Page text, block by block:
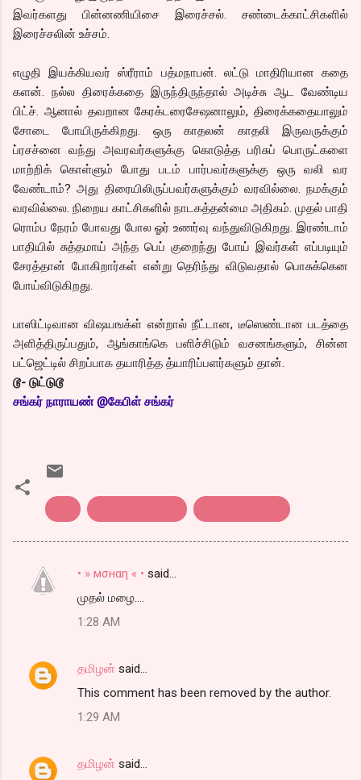
இவர்களது பின்னணியிசை இரைச்சல். சண்டைக்காட்சிகளில்
இரைச்சலின் உச்சம்.
எழுதி இயக்கியவர் ஸ்ரீராம் பத்மநாபன். லட்டு மாதிரியான கதை
களன். நல்ல திரைக்கதை இருந்திருந்தால் அடிச்சு ஆட வேண்டிய
பிட்ச். ஆனால் தவறான கேரக்டரைசேஷனாலும், திரைக்கதையாலும்
சோடை போயிருக்கிறது. ஒரு காதலன் காதலி இருவருக்கும்
ப்ரசச்னை வந்து அவரவர்களுக்கு கொடுத்த பரிசுப் பொருட்களை
மாற்றிக் கொள்ளும் போது படம் பார்பவர்களுக்கு ஒரு வலி வர
வேண்டாம்? அது திரையிலிருப்பவர்களுக்கும் வரவில்லை. நமக்கும்
வரவில்லை. நிறைய காட்சிகளில் நாடகத்தன்மை அதிகம். முதல் பாதி
ரொம்ப நேரம் போவது போல ஓர் உணர்வு வந்துவிடுகிறது. இரண்டாம்
பாதியில் சுத்தமாய் அந்த பெப் குறைந்து போய் இவர்கள் எப்படியும்
சேரத்தான் போகிறார்கள் என்று தெரிந்து விடுவதால் பொசுக்கென
போய்விடுகிறது.
பாஸிட்டிவான விஷயஙக்ள் என்றால் நீட்டான, டீஸெண்டான படத்தை
அளித்திருப்பதும், ஆங்காங்கெ பளிச்சிடும் வசனங்களும், சின்ன
பட்ஜெட்டில் சிறப்பாக தயாரித்த த்யாரிப்பளர்களும் தான்.
டூ- டுட்டுடூ
சங்கர் நாராயண் @கேபிள் சங்கர்
C
e
• » мσнαη « • said…
முதல் மழை....
1:28 AM
தமிழன் said…
This comment has been removed by the author.
1:29 AM
தமிழன் said…